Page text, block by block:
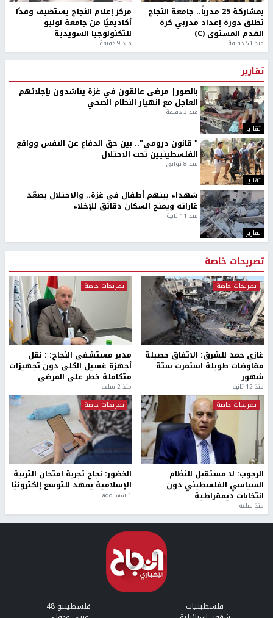
بمشاركة 25 مدرباً.. جامعة النجاح
تطلق دورة إعداد مدربي كرة
القدم المستوى (C)
منذ 51 دقيقة
مركز إعلام النجاح يستضيف وفدًا
أكاديميًا من جامعة لوليو
للتكنولوجيا السويدية
منذ 9 دقيقة
تقارير
تقارير
بالصور| مرضى عالقون في غزة يناشدون بإجلائهم
العاجل مع انهيار النظام الصحي
منذ 3 دقيقة
تقارير
" قانون درومي".. بين حق الدفاع عن النفس وواقع
الفلسطينيين تحت الاحتلال
منذ 8 ثواني
تقارير
شهداء بينهم أطفال في غزة.. والاحتلال يصعّد
غاراته ويمنح السكان دقائق للإخلاء
منذ 11 ثانية
تصريحات خاصة
تصريحات خاصة
غازي حمد للشرق: الاتفاق حصيلة
مفاوضات طويلة استمرت ستة
شهور
منذ 12 ثانية
تصريحات خاصة
مدير مستشفى النجاح: : نقل
أجهزة غسيل الكلى دون تجهيزات
متكاملة خطر على المرضى
منذ 2 ساعة
تصريحات خاصة
الرجوب: لا مستقبل للنظام
السياسي الفلسطيني دون
انتخابات ديمقراطية
منذ ساعة
تصريحات خاصة
الخضور: نجاح تجربة امتحان التربية
الإسلامية يمهد للتوسع إلكترونيًا
1 شهر ago
فلسطينيات فلسطينيو 48